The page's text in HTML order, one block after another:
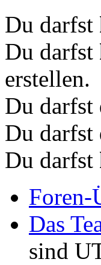
Du darfst
Du darfst
erstellen.
Du darfst
Du darfst
Du darfst
Foren-
Das
sind